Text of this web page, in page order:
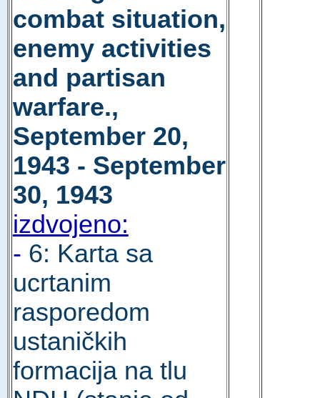
combat situation,
enemy activities
and partisan
warfare.,
September 20,
1943 - September
30, 1943
izdvojeno:
- 6: Karta sa
ucrtanim
rasporedom
ustaničkih
formacija na tlu